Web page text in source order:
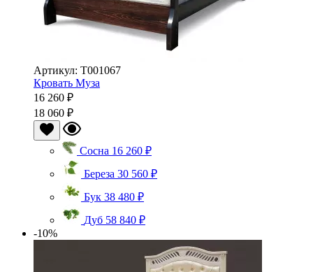
Артикул: Т001067
Кровать Муза
16 260 ₽
18 060 ₽
Сосна 16 260 ₽
Береза 30 560 ₽
Бук 38 480 ₽
Дуб 58 840 ₽
-10%